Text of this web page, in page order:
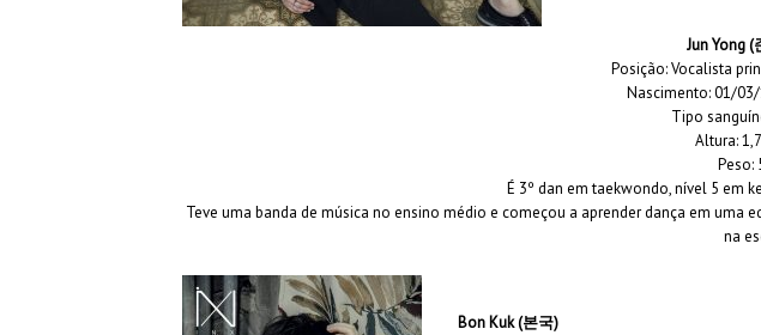
Jun Yong(
Posição: Vocalista
Nascimento: 01/
Tipo
Altura:
Peso:
É 3º dan em taekwondo, nível 5 em
Teve uma banda de música no ensino médio e começou a aprender dança em uma
na
Bon Kuk (본국)